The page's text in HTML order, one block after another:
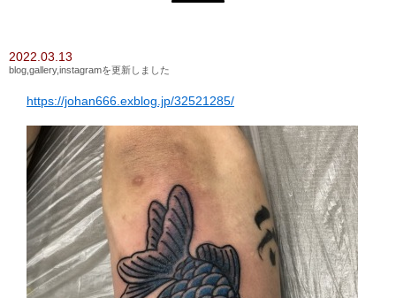
2022.03.13
blog,gallery,instagramを更新しました
https://johan666.exblog.jp/32521285/